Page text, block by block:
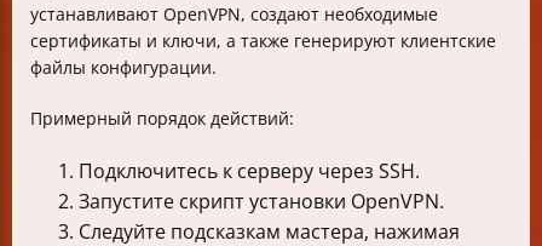
устанавливают OpenVPN, создают необходимые
сертификаты и ключи, а также генерируют клиентские
файлы конфигурации.
Примерный порядок действий:
Подключитесь к серверу через SSH.
Запустите скрипт установки OpenVPN.
Следуйте подсказкам мастера, нажимая